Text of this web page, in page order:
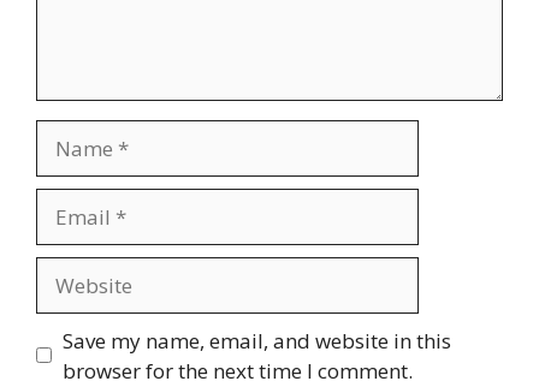
Save my name, email, and website in this
browser for the next time I comment.